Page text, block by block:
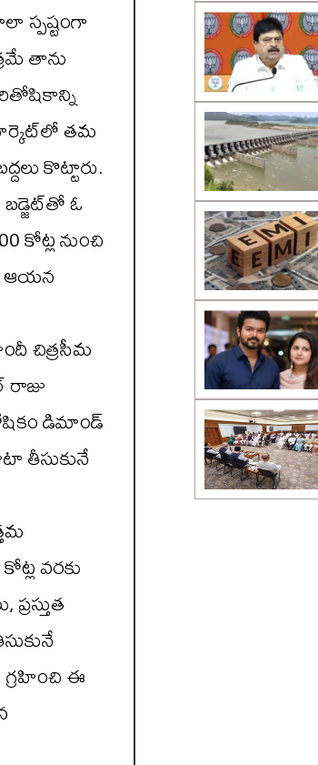
స్పష్టంగా
తాను
తమ
కొట్టారు.
ఓ
కోట్ల నుంచి
ఆయన
చిత్రసీమ
రాజు
డిమాండ్
తీసుకునే
వరకు
ఈ